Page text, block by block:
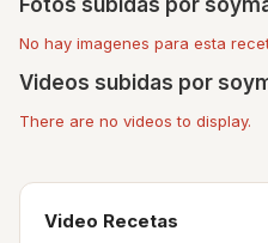
Fotos subidas por
No hay imagenes para esta
Videos subidas por
There are no videos to display.
Video Recetas